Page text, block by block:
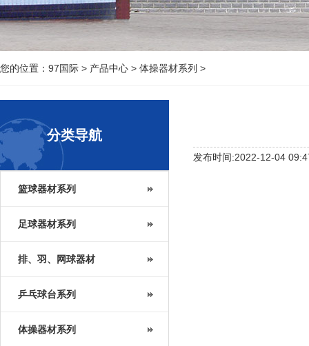
您的位置： 97国际 > 产品中心 > 体操器材系列 >
分类导航
篮球器材系列
足球器材系列
排、羽、网球器材
乒乓球台系列
体操器材系列
发布时间:2022-12-04